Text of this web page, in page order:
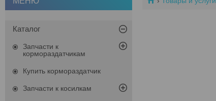
Каталог
Запчасти к
кормораздатчикам
Купить кормораздатчик
Запчасти к косилкам